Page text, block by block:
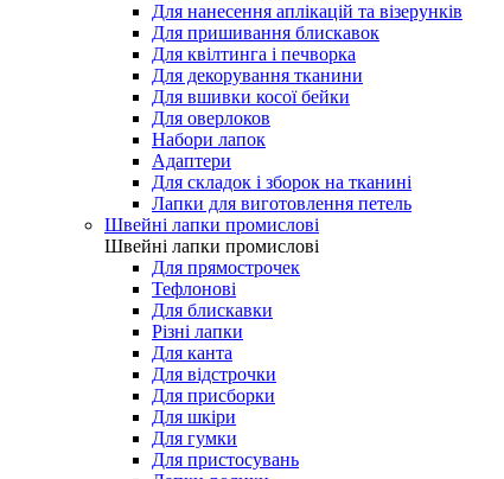
Для нанесення аплікацій та візерунків
Для пришивання блискавок
Для квілтинга і печворка
Для декорування тканини
Для вшивки косої бейки
Для оверлоков
Набори лапок
Адаптери
Для складок і зборок на тканині
Лапки для виготовлення петель
Швейні лапки промислові
Швейні лапки промислові
Для прямострочек
Тефлонові
Для блискавки
Різні лапки
Для канта
Для відстрочки
Для присборки
Для шкіри
Для гумки
Для пристосувань